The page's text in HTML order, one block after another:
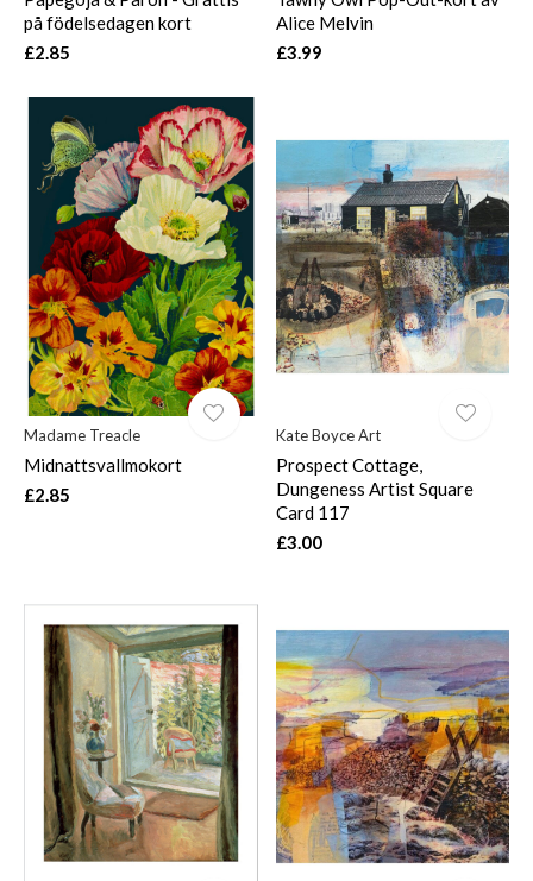
på födelsedagen kort
£2.85
Alice Melvin
£3.99
Madame Treacle
Midnattsvallmokort
£2.85
Kate Boyce Art
Prospect Cottage,
Dungeness Artist Square
Card 117
£3.00